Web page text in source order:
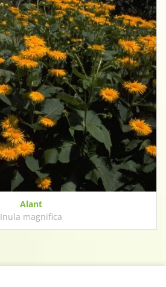
Alant
Inula magnifica